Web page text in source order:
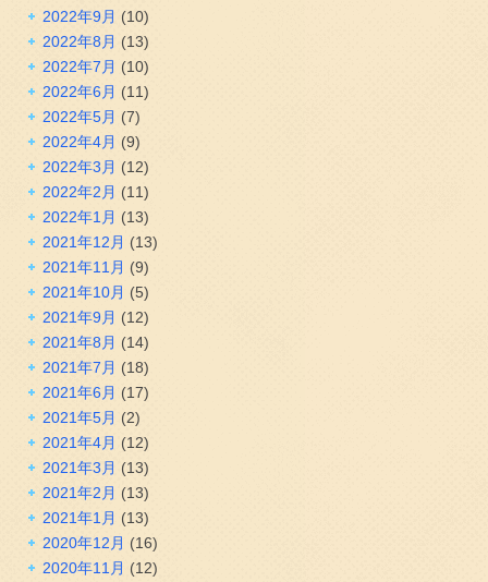
2022年9月 (10)
2022年8月 (13)
2022年7月 (10)
2022年6月 (11)
2022年5月 (7)
2022年4月 (9)
2022年3月 (12)
2022年2月 (11)
2022年1月 (13)
2021年12月 (13)
2021年11月 (9)
2021年10月 (5)
2021年9月 (12)
2021年8月 (14)
2021年7月 (18)
2021年6月 (17)
2021年5月 (2)
2021年4月 (12)
2021年3月 (13)
2021年2月 (13)
2021年1月 (13)
2020年12月 (16)
2020年11月 (12)